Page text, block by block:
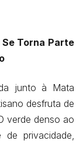
Torna Parte
junto à Mata
desfruta de
verde denso ao
privacidade,